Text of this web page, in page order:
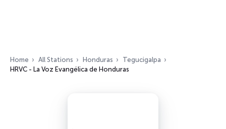
Home All Stations Honduras
Tegucigalpa
HRVC - La Voz Evangélica de Honduras